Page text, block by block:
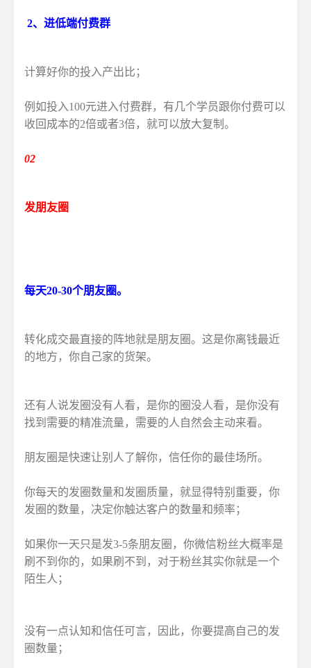
2、进低端付费群
计算好你的投入产出比；
例如投入100元进入付费群，有几个学员跟你付费可以
收回成本的2倍或者3倍，就可以放大复制。
02
发朋友圈
每天20-30个朋友圈。
转化成交最直接的阵地就是朋友圈。这是你离钱最近
的地方，你自己家的货架。
还有人说发圈没有人看，是你的圈没人看，是你没有
找到需要的精准流量，需要的人自然会主动来看。
朋友圈是快速让别人了解你，信任你的最佳场所。
你每天的发圈数量和发圈质量，就显得特别重要，你
发圈的数量，决定你触达客户的数量和频率；
如果你一天只是发3-5条朋友圈，你微信粉丝大概率是
刷不到你的，如果刷不到，对于粉丝其实你就是一个
陌生人；
没有一点认知和信任可言，因此，你要提高自己的发
圈数量；